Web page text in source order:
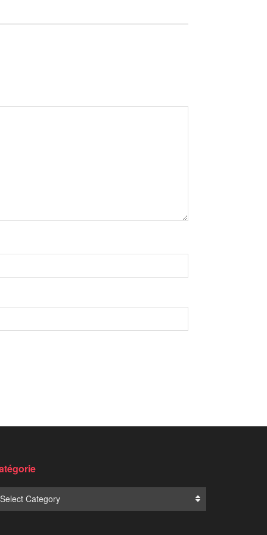
Translate: